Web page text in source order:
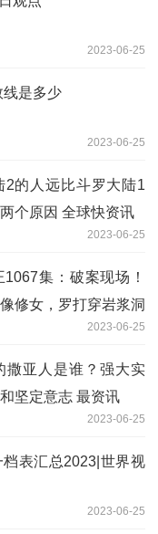
2023-06-25
线是多少
2023-06-25
2的人远比斗罗大陆1
个原因 全球快资讯
2023-06-25
集：破案现场！
修女，罗打穿岩浆洞
2023-06-25
撒亚人是谁？强大实
坚定意志 最资讯
2023-06-25
表汇总2023|世界视
2023-06-25